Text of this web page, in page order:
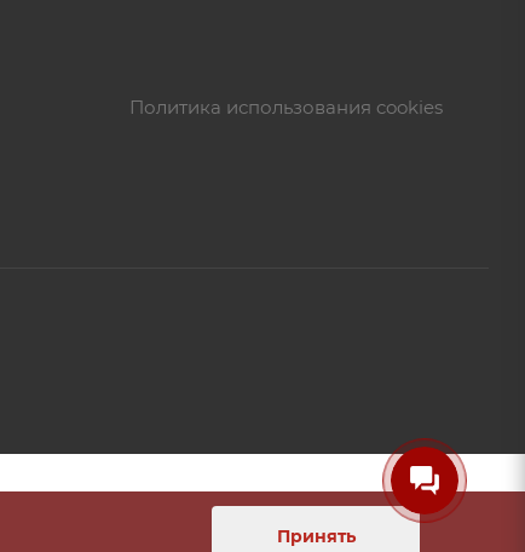
Политика использования cookies
Принять